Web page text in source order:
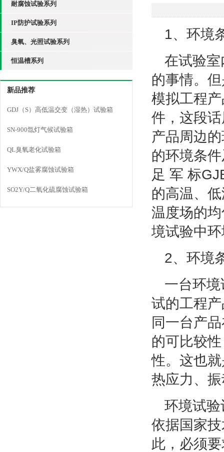
耐腐蚀试验系列
IP防护试验系列
臭氧、光照试验系列
恒温槽系列
新品推荐
GDJ（S）高低温交变（湿热）试验箱
SN-900氙灯气候试验箱
QL臭氧老化试验箱
YWX/Q盐雾腐蚀试验箱
SO2Y/Q二氧化硫腐蚀试验箱
1、环境
在试验
的事情。
模拟工程
件，这段
产品周边
的环境条
足 军 标
的高温、
温度场的
境试验中
2、环境
一台环
试的工程
同一台产
的可比较
性。这也
热应力、
环境试
依据国家
此，必须